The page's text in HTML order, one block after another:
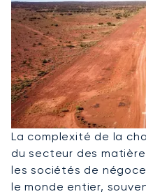
La complexité de la
du secteur des
les sociétés de
le monde entier,